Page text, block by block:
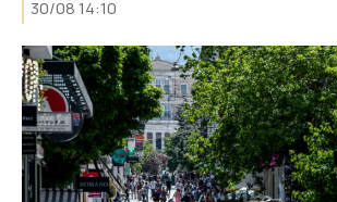
30/08 14:10